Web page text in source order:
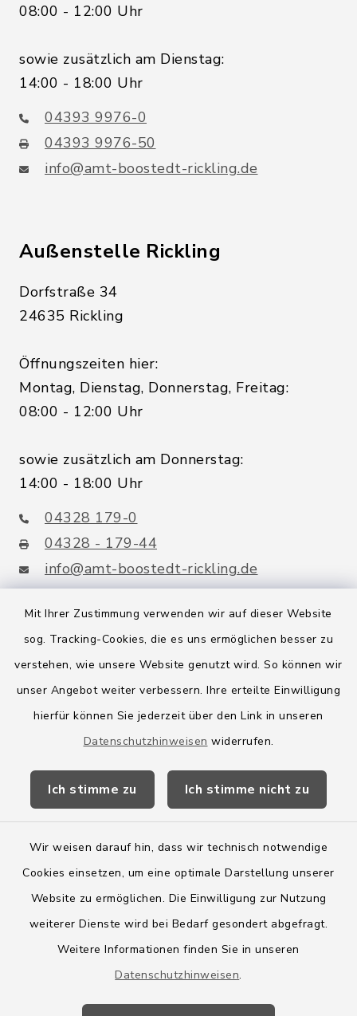
Mit Ihrer Zustimmung verwenden wir auf dieser Website
sog. Tracking-Cookies, die es uns ermöglichen besser zu
verstehen, wie unsere Website genutzt wird. So können wir
unser Angebot weiter verbessern. Ihre erteilte Einwilligung
hierfür können Sie jederzeit über den Link in unseren
Datenschutzhinweisen widerrufen.
Ich stimme zu Ich stimme nicht zu
Wir weisen darauf hin, dass wir technisch notwendige
Cookies einsetzen, um eine optimale Darstellung unserer
Website zu ermöglichen. Die Einwilligung zur Nutzung
weiterer Dienste wird bei Bedarf gesondert abgefragt.
Weitere Informationen finden Sie in unseren
Datenschutzhinweisen.
08:00 - 12:00 Uhr
sowie zusätzlich am Dienstag:
14:00 - 18:00 Uhr
04393 9976-0
04393 9976-50
info@amt-boostedt-rickling.de
Außenstelle Rickling
Dorfstraße 34
24635 Rickling
Öffnungszeiten hier:
Montag, Dienstag, Donnerstag, Freitag:
08:00 - 12:00 Uhr
sowie zusätzlich am Donnerstag:
14:00 - 18:00 Uhr
04328 179-0
04328 - 179-44
info@amt-boostedt-rickling.de
Quicklinks
Amt Boostedt-Rickling
Amtsbroschüre
Wege-Zweckverband
Barrierefreiheit